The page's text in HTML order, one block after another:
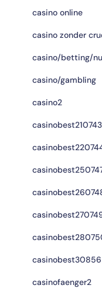
casino online
casino zonder
casino/betting/
casino/gambling
casino2
casinobest210743
casinobest30856
casinofaenger2